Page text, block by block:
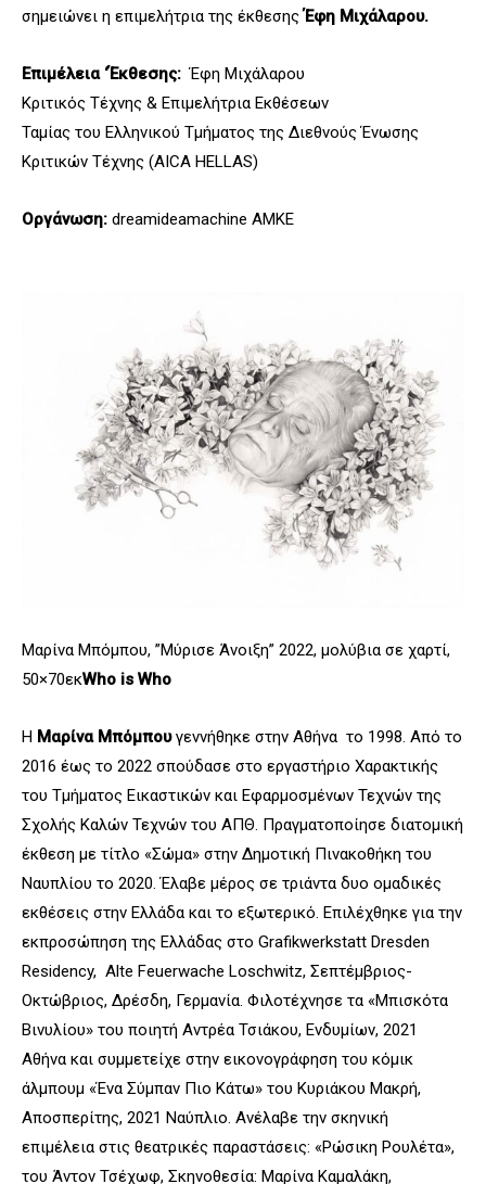
σημειώνει η επιμελήτρια της έκθεσηςΈφη Μιχάλαρου.
Επιμέλεια ‘Έκθεσης:Έφη Μιχάλαρου
Κριτικός Τέχνης & Επιμελήτρια Εκθέσεων
Ταμίας του Ελληνικού Τμήματος της Διεθνούς Ένωσης
Κριτικών Τέχνης (ΑICA HELLAS)
Οργάνωση: dreamideamachine ΑΜΚΕ
Μαρίνα Μπόμπου, ”Μύρισε Άνοιξη” 2022, μολύβια σε χαρτί,
50×70εκWho is Who
Η Μαρίνα Μπόμπουγεννήθηκε στην Αθήνα το 1998. Από το
2016 έως το 2022 σπούδασε στο εργαστήριο Χαρακτικής
του Τμήματος Εικαστικών και Εφαρμοσμένων Τεχνών της
Σχολής Καλών Τεχνών του ΑΠΘ. Πραγματοποίησε διατομική
έκθεση με τίτλο «Σώμα» στην Δημοτική Πινακοθήκη του
Ναυπλίου το 2020. Έλαβε μέρος σε τριάντα δυο ομαδικές
εκθέσεις στην Ελλάδα και το εξωτερικό. Επιλέχθηκε για την
εκπροσώπηση της Ελλάδας στο Grafikwerkstatt Dresden
Residency, Alte Feuerwache Loschwitz, Σεπτέμβριος-
Οκτώβριος, Δρέσδη, Γερμανία. Φιλοτέχνησε τα «Μπισκότα
Βινυλίου» του ποιητή Αντρέα Τσιάκου, Ενδυμίων, 2021
Αθήνα και συμμετείχε στην εικονογράφηση του κόμικ
άλμπουμ «Ένα Σύμπαν Πιο Κάτω» του Κυριάκου Μακρή,
Αποσπερίτης, 2021 Ναύπλιο. Ανέλαβε την σκηνική
επιμέλεια στις θεατρικές παραστάσεις: «Ρώσικη Ρουλέτα»,
του Άντον Τσέχωφ, Σκηνοθεσία: Μαρίνα Καμαλάκη,